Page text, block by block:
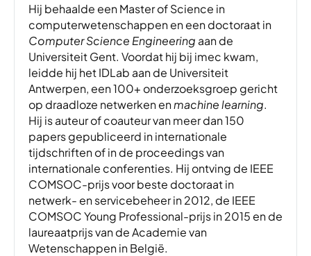
Hij behaalde een Master of Science in
computerwetenschappen en een doctoraat in
Computer Science Engineering aan de
Universiteit Gent. Voordat hij bij imec kwam,
leidde hij het IDLab aan de Universiteit
Antwerpen, een 100+ onderzoeksgroep gericht
op draadloze netwerken enmachine learning.
Hij is auteur of coauteur van meer dan 150
papers gepubliceerd in internationale
tijdschriften of in de proceedings van
internationale conferenties. Hij ontving de IEEE
COMSOC-prijs voor beste doctoraat in
netwerk- en servicebeheer in 2012, de IEEE
COMSOC Young Professional-prijs in 2015 en de
laureaatprijs van de Academie van
Wetenschappen in België.